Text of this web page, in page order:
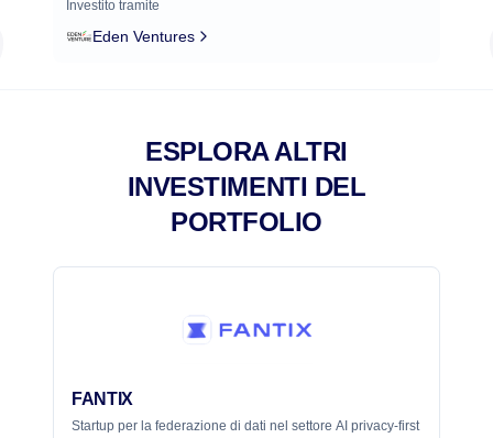
Investito tramite
Eden Ventures
ESPLORA ALTRI
INVESTIMENTI DEL
PORTFOLIO
FANTIX
Startup per la federazione di dati nel settore AI privacy-first